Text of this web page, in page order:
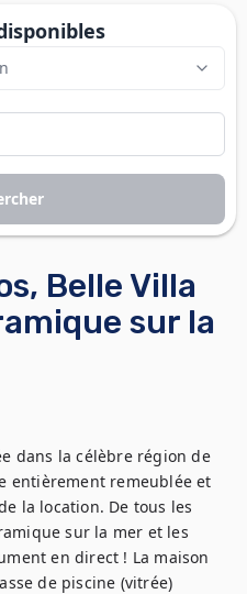
Belle Villa
sur la
dans la célèbre région de
entièrement remeublée et
la location. De tous les
sur la mer et les
en direct ! La maison
de piscine (vitrée)